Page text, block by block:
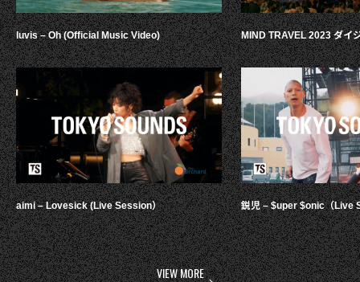
luvis – Oh (Official Music Video)
aimi – Lovesick (Live Session）
MIND TRAVEL 2023 ダイ
鋭児 – $uper $onic（Live
VIEW MORE